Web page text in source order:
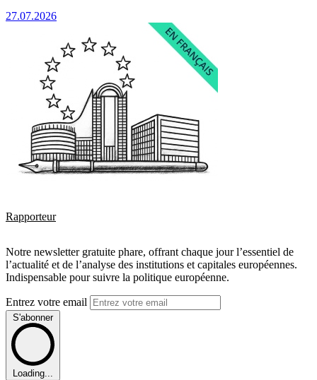
27.07.2026
Rapporteur
Notre newsletter gratuite phare, offrant chaque jour l’essentiel de
l’actualité et de l’analyse des institutions et capitales européennes.
Indispensable pour suivre la politique européenne.
Entrez votre email
S'abonner
Loading...